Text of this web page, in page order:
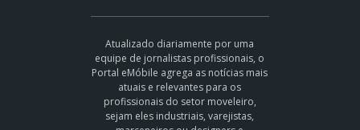
Atualizado diariamente por uma
equipe de jornalistas profissionais, o
Portal eMóbile agrega as notícias mais
atuais e relevantes para os
profissionais do setor moveleiro,
sejam eles industriais, varejistas,